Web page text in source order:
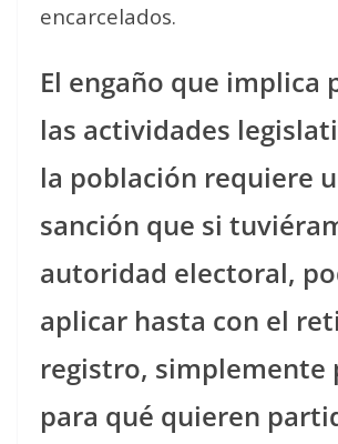
encarcelados.
El engaño que implica
las actividades
la población requiere
sanción que si
autoridad electoral,
aplicar hasta con el
registro, simplemente
para qué quieren